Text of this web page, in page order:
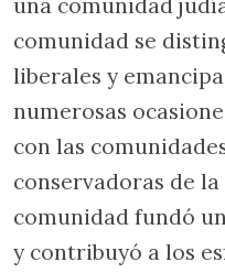
una comunidad
comunidad se
liberales y
numerosas
con las
conservadoras de la
comunidad fundó
y contribuyó a los